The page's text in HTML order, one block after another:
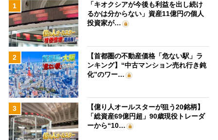
1
「キオクシアが今後も利益を出し続け
るかは分からない」資産11億円の個人
投資家が…
2
【首都圏の不動産価格「危ない駅」ラ
ンキング】“中古マンション売れ行き鈍
化”のワー…
3
【億り人オールスターが狙う20銘柄】
「総資産69億円超」90歳現役トレーダ
ーから“10…